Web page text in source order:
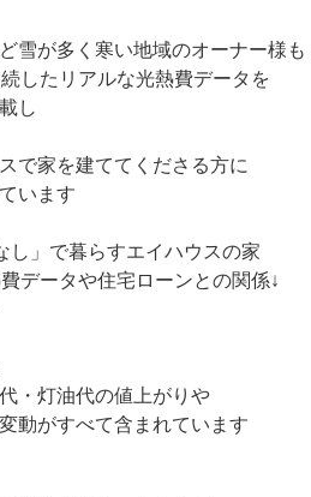
雪が多く寒い地域のオーナー様も
したリアルな光熱費データを
し
で家を建ててくださる方に
います
し」で暮らすエイハウスの家
データや住宅ローンとの関係↓
・灯油代の値上がりや
動がすべて含まれています